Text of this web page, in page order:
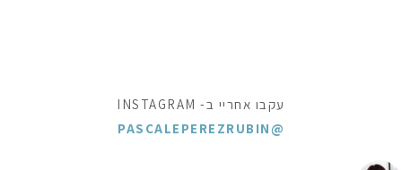
עקבו אחריי ב- INSTAGRAM
@PASCALEPEREZRUBIN